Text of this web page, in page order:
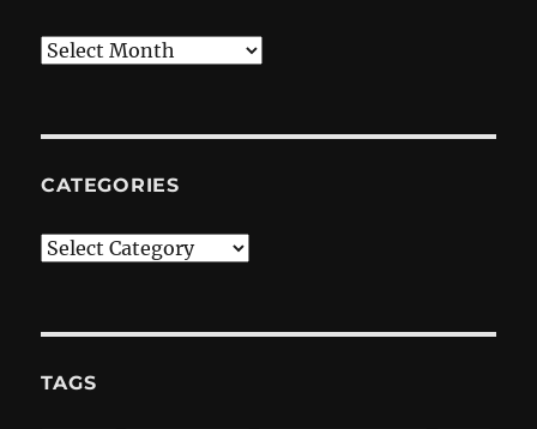
Archives
CATEGORIES
Categories
TAGS